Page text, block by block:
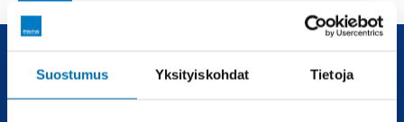
Suostumus Yksityiskohdat Tietoja